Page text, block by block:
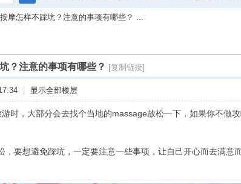
搜
摩怎样不踩坑？注意的事项有哪些？ ...
？注意的事项有哪些？ [复制链接]
显示全部楼层
时，大部分会去找个当地的massage放松一下，如果你不做
，要想避免踩坑，一定要注意一些事项，让自己开心而去满意